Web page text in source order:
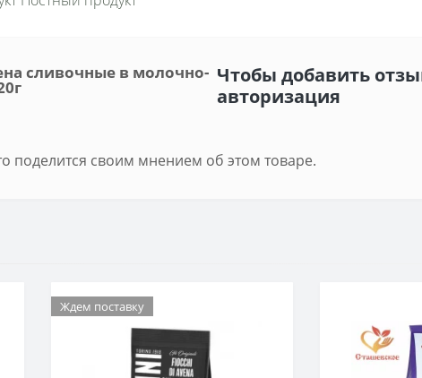
сливочные в молочно- Чтобы добавить
авторизация
поделится своим мнением об этом товаре.
Ждем поставку